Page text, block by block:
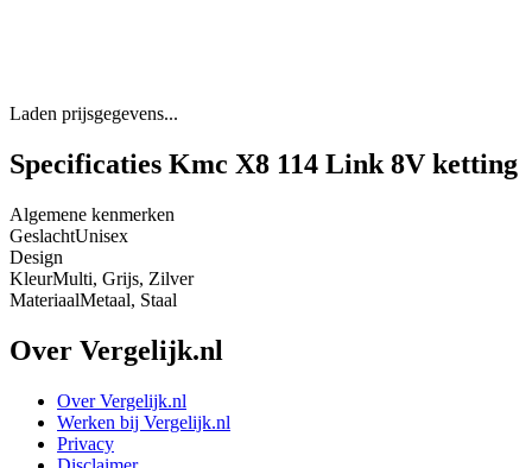
Laden prijsgegevens...
Specificaties Kmc X8 114 Link 8V ketting
Algemene kenmerken
GeslachtUnisex
Design
KleurMulti, Grijs, Zilver
MateriaalMetaal, Staal
Over Vergelijk.nl
Over Vergelijk.nl
Werken bij Vergelijk.nl
Privacy